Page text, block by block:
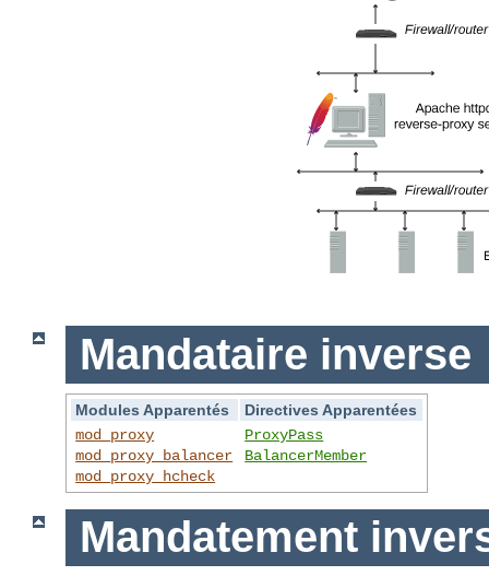
Mandataire inverse
Modules Apparentés
Directives Apparentées
mod_proxy
mod_proxy_balancer
mod_proxy_hcheck
ProxyPass
BalancerMember
Mandatement